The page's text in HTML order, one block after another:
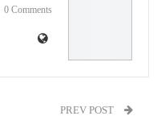
0 Comments